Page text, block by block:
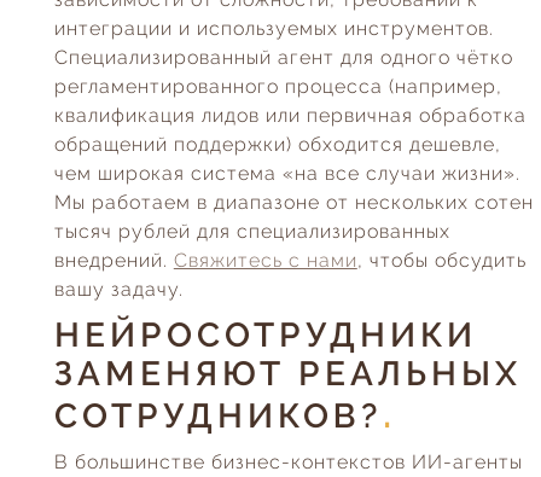
интеграции и используемых инструментов.
Специализированный агент для одного чётко
регламентированного процесса (например,
квалификация лидов или первичная обработка
обращений поддержки) обходится дешевле,
чем широкая система «на все случаи жизни».
Мы работаем в диапазоне от нескольких сотен
тысяч рублей для специализированных
внедрений. Свяжитесь с нами, чтобы обсудить
вашу задачу.
НЕЙРОСОТРУДНИКИ
ЗАМЕНЯЮТ РЕАЛЬНЫХ
СОТРУДНИКОВ?
В большинстве бизнес-контекстов ИИ-агенты